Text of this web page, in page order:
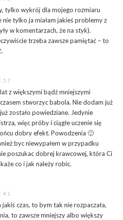
tylko wykrój dla mojego rozmiaru
tylko ja miałam jakieś problemy z
w komentarzach, że na styk).
trzeba zawsze pamiętać – to
z większymi bądź mniejszymi
stworzyc babola. Nie dodam już
zostało powiedziane. Jedynie
więc próby i ciągłe uczenie się
dobry efekt. Powodzenia 🙂
byc niewypałem w przypadku
poszukac dobrej krawcowej, która Ci
co i jak należy robic.
czas, to bym tak nie rozpaczała,
to zawsze mniejszy albo większy